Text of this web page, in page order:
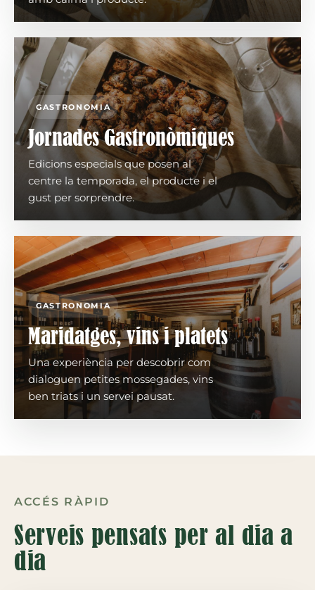
GASTRONOMIA
Jornades Gastronòmiques
Edicions especials que posen al
centre la temporada, el producte i el
gust per sorprendre.
GASTRONOMIA
Maridatges, vins i platets
Una experiència per descobrir com
dialoguen petites mossegades, vins
ben triats i un servei pausat.
ACCÉS RÀPID
Serveis pensats per al dia a
dia